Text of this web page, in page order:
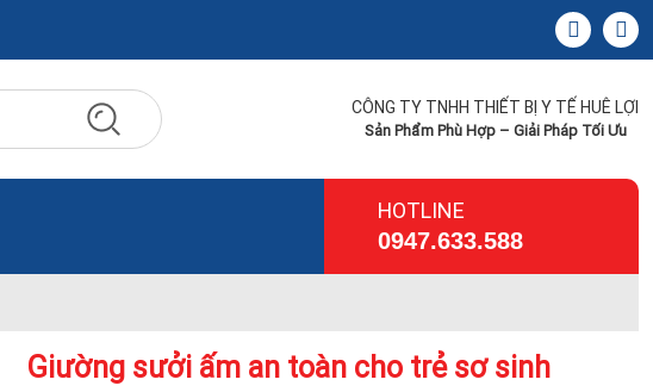
CÔNG TY TNHH THIẾT BỊ Y TẾ HUÊ LỢI
Sản Phẩm Phù Hợp – Giải Pháp Tối Ưu
HOTLINE
0947.633.588
Giường sưởi ấm an toàn cho trẻ sơ sinh